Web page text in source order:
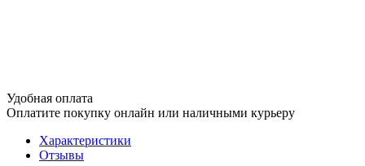
Удобная оплата
Оплатите покупку онлайн или наличными курьеру
Характеристики
Отзывы